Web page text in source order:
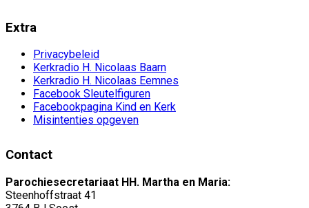
Extra
Privacybeleid
Kerkradio H. Nicolaas Baarn
Kerkradio H. Nicolaas Eemnes
Facebook Sleutelfiguren
Facebookpagina Kind en Kerk
Misintenties opgeven
Contact
Parochiesecretariaat HH. Martha en Maria:
Steenhoffstraat 41